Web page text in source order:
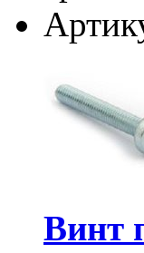
Винт